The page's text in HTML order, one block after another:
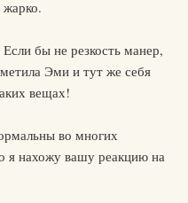
жарко.
бы не резкость манер,
Эми и тут же себя
вещах!
во многих
я нахожу вашу реакцию на